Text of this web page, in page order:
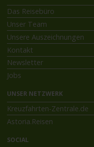
Das Reisebüro
Unser Team
Unsere Auszeichnungen
Kontakt
Newsletter
Jobs
UNSER NETZWERK
Kreuzfahrten-Zentrale.de
Astoria.Reisen
SOCIAL